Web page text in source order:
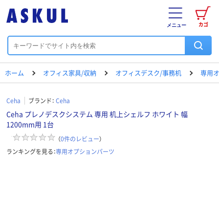
カゴ
メニュー
ホーム オフィス家具/収納 オフィスデスク/事務机 専用
Ceha ブランド： Ceha
Ceha プレノデスクシステム 専用 机上シェルフ ホワイト 幅
1200mm用 1台
（0件のレビュー）
ランキングを見る：専用オプションパーツ